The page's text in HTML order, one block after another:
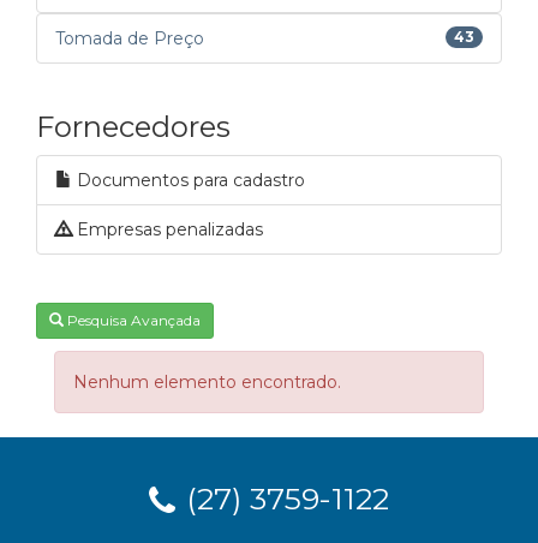
Tomada de Preço 43
Fornecedores
Documentos para cadastro
Empresas penalizadas
Pesquisa Avançada
Nenhum elemento encontrado.
(27) 3759-1122